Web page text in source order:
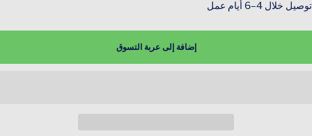
توصيل خلال 4–6 أيام عمل
إضافة إلى عربة التسوق